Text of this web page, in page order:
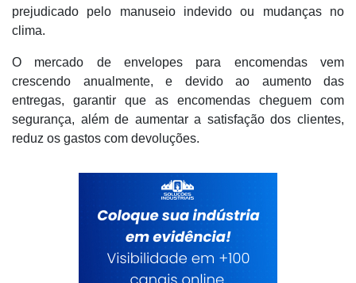
prejudicado pelo manuseio indevido ou mudanças no
clima.
O mercado de envelopes para encomendas vem
crescendo anualmente, e devido ao aumento das
entregas, garantir que as encomendas cheguem com
segurança, além de aumentar a satisfação dos clientes,
reduz os gastos com devoluções.